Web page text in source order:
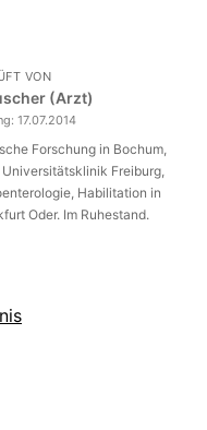
VON
(Arzt)
17.07.2014
Forschung in Bochum,
Freiburg,
Habilitation in
Oder. Im Ruhestand.